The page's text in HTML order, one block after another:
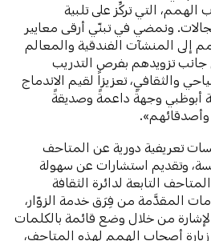
التي تركِّز على تلبية
ونمضي في تبنّي أرقى معايير
المنشآت الفندقية والمعالم
جانب تزويدهم بفرص التدريب
والثقافي، تعزيزاً لقيم الاندماج
أبوظبي وجهةً داعمةً وصديقةً
تعريفية دورية عن المتاحف
وتقديم استشارات عن سهولة
التابعة لدائرة الثقافة
المقدَّمة من فِرَق خدمة الزوّار،
من خلال وضع قائمة بالكلمات
أصحاب الهمم لهذه المتاحف،